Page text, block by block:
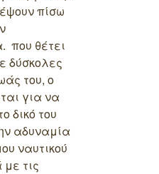
πίσω
που θέτει
δύσκολες
του, ο
για να
δικό του
αδυναμία
ναυτικού
τις